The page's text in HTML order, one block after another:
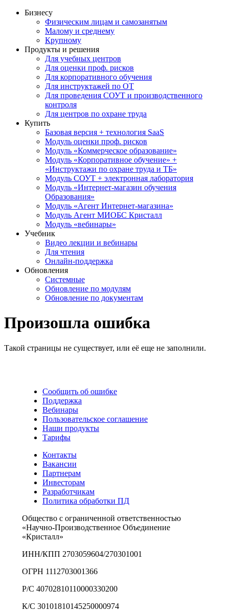
Бизнесу
Физическим лицам и самозанятым
Малому и среднему
Крупному
Продукты и решения
Для учебных центров
Для оценки проф. рисков
Для корпоративного обучения
Для инструктажей по ОТ
Для проведения СОУТ и производственного
контроля
Для центров по охране труда
Купить
Базовая версия + технология SaaS
Модуль оценки проф. рисков
Модуль «Коммерческое образование»
Модуль «Корпоративное обучение» +
«Инструктажи по охране труда и ТБ»
Модуль СОУТ + электронная лаборатория
Модуль «Интернет-магазин обучения
Образования»
Модуль «Агент Интернет-магазина»
Модуль Агент МИОБС Кристалл
Модуль «вебинары»
Учебник
Видео лекции и вебинары
Для чтения
Онлайн-поддержка
Обновления
Системные
Обновление по модулям
Обновление по документам
Произошла ошибка
Такой страницы не существует, или её еще не заполнили.
Сообщить об ошибке
Поддержка
Вебинары
Пользовательское соглашение
Наши продукты
Тарифы
Контакты
Вакансии
Партнерам
Инвесторам
Разработчикам
Политика обработки ПД
Общество с ограниченной ответственностью
«Научно-Производственное Объединение
«Кристалл»
ИНН/КПП 2703059604/270301001
ОГРН 1112703001366
Р/С 40702810110000330200
К/С 30101810145250000974